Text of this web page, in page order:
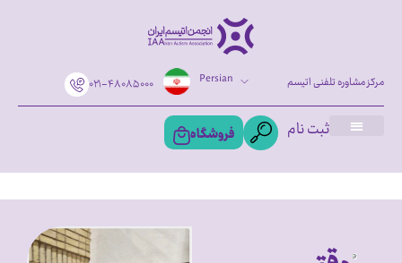
۰۲۱-۴۸۰۸۵۰۰۰ Persian مرکز مشاوره تلفنی اتیسم
ثبت نام فروشگاه